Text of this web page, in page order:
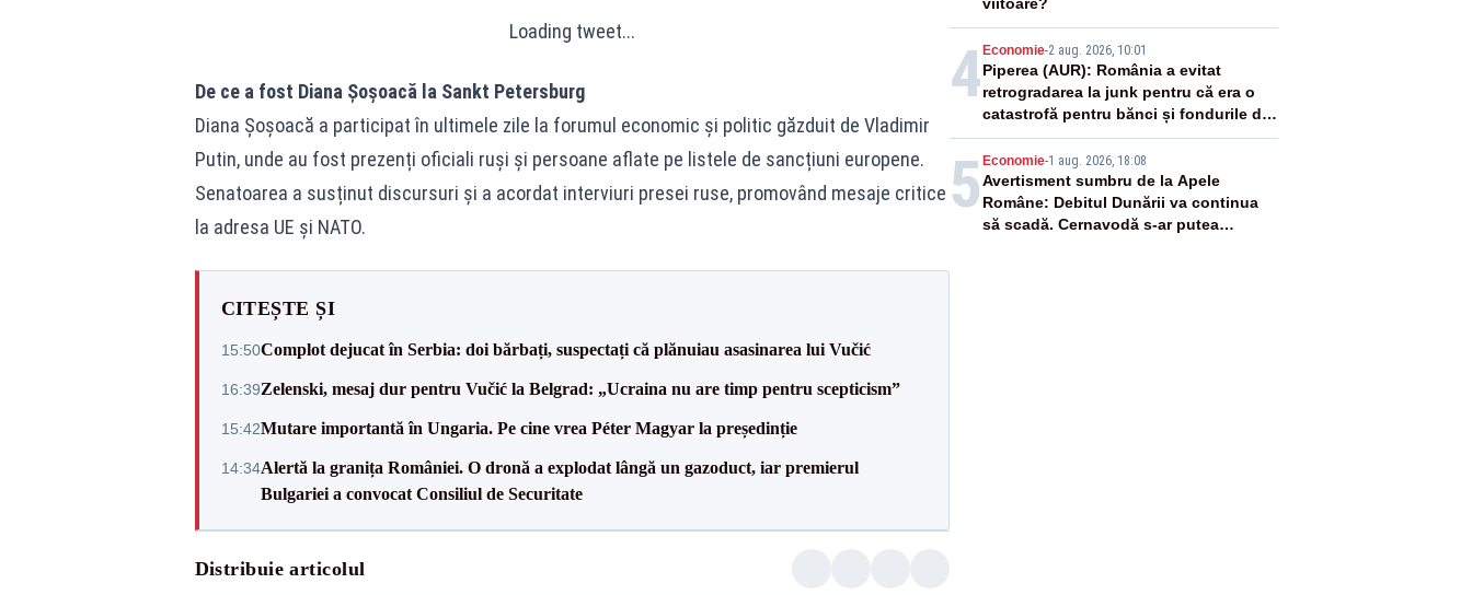
Loading tweet...
De ce a fost Diana Șoșoacă la Sankt Petersburg
Diana Șoșoacă a participat în ultimele zile la forumul economic și politic găzduit de Vladimir
Putin, unde au fost prezenți oficiali ruși și persoane aflate pe listele de sancțiuni europene.
Senatoarea a susținut discursuri și a acordat interviuri presei ruse, promovând mesaje critice
la adresa UE și NATO.
CITEȘTE ȘI
15:50Complot dejucat în Serbia: doi bărbați, suspectați că plănuiau asasinarea lui Vučić
16:39Zelenski, mesaj dur pentru Vučić la Belgrad: „Ucraina nu are timp pentru scepticism”
15:42Mutare importantă în Ungaria. Pe cine vrea Péter Magyar la președinție
14:34Alertă la granița României. O dronă a explodat lângă un gazoduct, iar premierul
Bulgariei a convocat Consiliul de Securitate
Distribuie articolul
4 Economie-2 aug. 2026, 10:01
Piperea (AUR): România a evitat
retrogradarea la junk pentru că era o
catastrofă pentru bănci și fondurile de
pensii
5 Economie-1 aug. 2026, 18:08
Avertisment sumbru de la Apele
Române: Debitul Dunării va continua
să scadă. Cernavodă s-ar putea